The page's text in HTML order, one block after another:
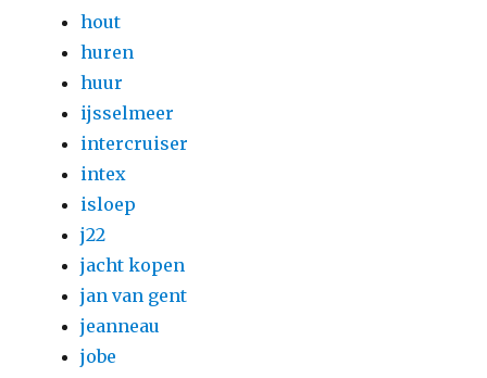
hout
huren
huur
ijsselmeer
intercruiser
intex
isloep
j22
jacht kopen
jan van gent
jeanneau
jobe